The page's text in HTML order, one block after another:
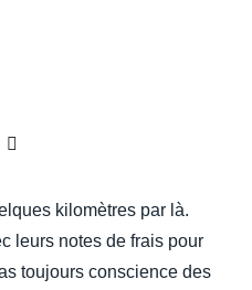
(English)
(Español)
kilomètres par là.
leurs notes de frais pour
toujours conscience des